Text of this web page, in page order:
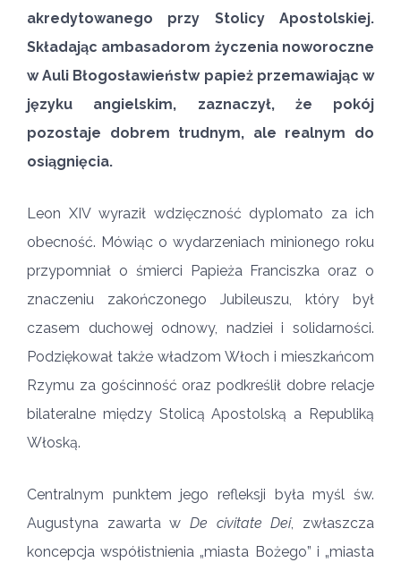
akredytowanego przy Stolicy Apostolskiej.
Składając ambasadorom życzenia noworoczne
w Auli Błogosławieństw papież przemawiając w
języku angielskim, zaznaczył, że pokój
pozostaje dobrem trudnym, ale realnym do
osiągnięcia.
Leon XIV wyraził wdzięczność dyplomato za ich
obecność. Mówiąc o wydarzeniach minionego roku
przypomniał o śmierci Papieża Franciszka oraz o
znaczeniu zakończonego Jubileuszu, który był
czasem duchowej odnowy, nadziei i solidarności.
Podziękował także władzom Włoch i mieszkańcom
Rzymu za gościnność oraz podkreślił dobre relacje
bilateralne między Stolicą Apostolską a Republiką
Włoską.
Centralnym punktem jego refleksji była myśl św.
Augustyna zawarta w De civitate Dei, zwłaszcza
koncepcja współistnienia „miasta Bożego” i „miasta